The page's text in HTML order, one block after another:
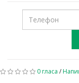
0 гласа /